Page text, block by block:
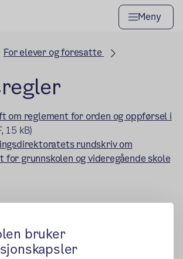
bruker
Meny
For elever og foresatte
om reglement for orden og oppførsel i
15 kB)
rundskriv om
for grunnskolen og videregående skole